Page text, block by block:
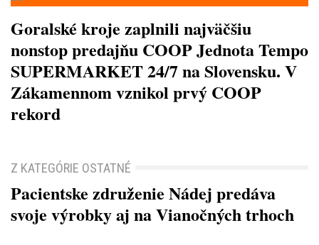
Goralské kroje zaplnili najväčšiu
nonstop predajňu COOP Jednota Tempo
SUPERMARKET 24/7 na Slovensku. V
Zákamennom vznikol prvý COOP
rekord
Z KATEGÓRIE OSTATNÉ
Pacientske združenie Nádej predáva
svoje výrobky aj na Vianočných trhoch